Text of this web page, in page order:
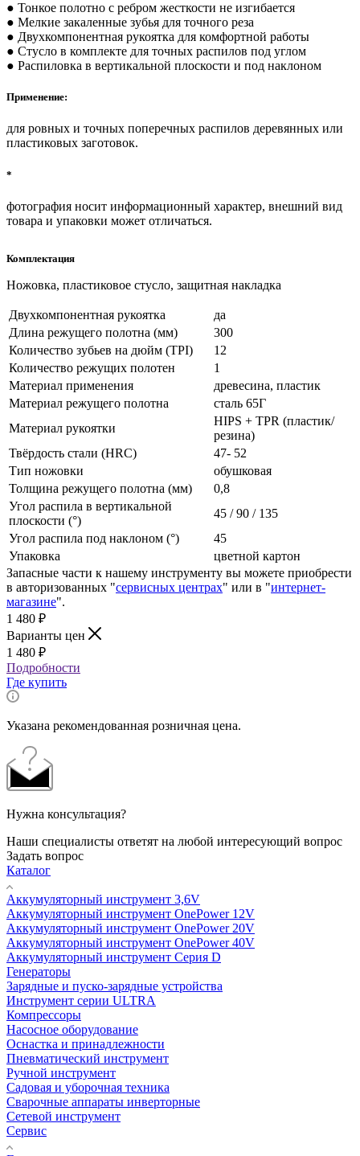
● Тонкое полотно с ребром жесткости не изгибается
● Мелкие закаленные зубья для точного реза
● Двухкомпонентная рукоятка для комфортной работы
● Стусло в комплекте для точных распилов под углом
● Распиловка в вертикальной плоскости и под наклоном
Применение:
для ровных и точных поперечных распилов деревянных или
пластиковых заготовок.
*
фотография носит информационный характер, внешний вид
товара и упаковки может отличаться.
Комплектация
Ножовка, пластиковое стусло, защитная накладка
Двухкомпонентная рукоятка
да
Длина режущего полотна (мм)
300
Количество зубьев на дюйм (TPI)
12
Количество режущих полотен
1
Материал применения
древесина, пластик
Материал режущего полотна
сталь 65Г
Материал рукоятки
HIPS + TPR (пластик/
резина)
Твёрдость стали (HRC)
47- 52
Тип ножовки
обушковая
Толщина режущего полотна (мм)
0,8
Угол распила в вертикальной
плоскости (°)
45 / 90 / 135
Угол распила под наклоном (°)
45
Упаковка
цветной картон
Запасные части к нашему инструменту вы можете приобрести
в авторизованных "сервисных центрах" или в "интернет-
магазине".
1 480 ₽
Варианты цен
1 480 ₽
Подробности
Где купить
Указана рекомендованная розничная цена.
Нужна консультация?
Наши специалисты ответят на любой интересующий вопрос
Задать вопрос
Каталог
Аккумуляторный инструмент 3,6V
Аккумуляторный инструмент OnePower 12V
Аккумуляторный инструмент OnePower 20V
Аккумуляторный инструмент OnePower 40V
Аккумуляторный инструмент Серия D
Генераторы
Зарядные и пуско-зарядные устройства
Инструмент серии ULTRA
Компрессоры
Насосное оборудование
Оснастка и принадлежности
Пневматический инструмент
Ручной инструмент
Садовая и уборочная техника
Сварочные аппараты инверторные
Сетевой инструмент
Сервис